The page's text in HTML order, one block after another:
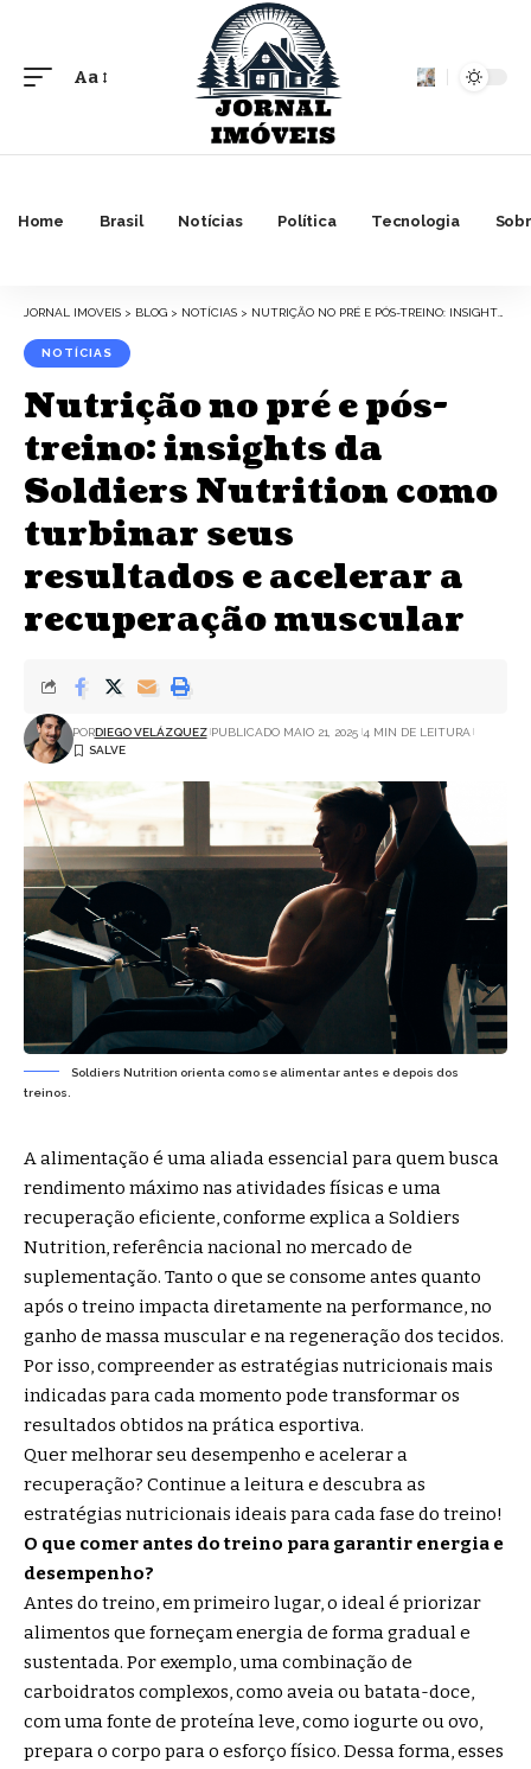
Font
Aa
Home Brasil Notícias Política Tecnologia
JORNAL IMOVEIS > BLOG > NOTÍCIAS > NUTRIÇÃO NO PRÉ E PÓS-TREINO: INSIGHTS DA SOLDIERS NUTRITION COMO TURBINAR SEUS RESULTADOS E ACELERAR A RECUPERAÇÃO MUSCULAR
NOTÍCIAS
Nutrição no pré e pós-
treino: insights da
Soldiers Nutrition como
turbinar seus
resultados e acelerar a
recuperação muscular
PORDIEGO VELÁZQUEZ PUBLICADO MAIO 21, 2025 4 MIN DE LEITURA
Soldiers Nutrition orienta como se alimentar antes e depois dos
treinos.
A alimentação é uma aliada essencial para quem busca
rendimento máximo nas atividades físicas e uma
recuperação eficiente, conforme explica a Soldiers
Nutrition , referência nacional no mercado de
suplementação. Tanto o que se consome antes quanto
após o treino impacta diretamente na performance, no
ganho de massa muscular e na regeneração dos tecidos.
Por isso, compreender as estratégias nutricionais mais
indicadas para cada momento pode transformar os
resultados obtidos na prática esportiva.
Quer melhorar seu desempenho e acelerar a
recuperação? Continue a leitura e descubra as
estratégias nutricionais ideais para cada fase do treino!
O que comer antes do treino para garantir energia e
desempenho?
Antes do treino, em primeiro lugar, o ideal é priorizar
alimentos que forneçam energia de forma gradual e
sustentada. Por exemplo, uma combinação de
carboidratos complexos, como aveia ou batata-doce,
com uma fonte de proteína leve, como iogurte ou ovo,
prepara o corpo para o esforço físico. Dessa forma, esses